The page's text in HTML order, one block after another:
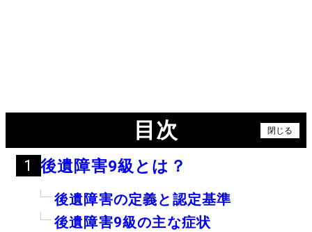
目次 閉じる
後遺障害9級とは？
後遺障害の定義と認定基準
後遺障害9級の主な症状